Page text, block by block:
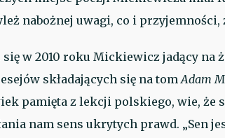
nabożnej uwagi, co i przyjemności,
w 2010 roku Mickiewicz jadący na
składających się na tom Adam
pamięta z lekcji polskiego, wie, że
nam sens ukrytych prawd. „Sen